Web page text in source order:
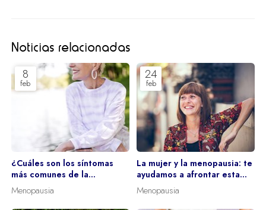
Noticias relacionadas
8
feb
¿Cuáles son los síntomas
más comunes de la
menopausia?
Menopausia
24
feb
La mujer y la menopausia: te
ayudamos a afrontar esta
etapa
Menopausia